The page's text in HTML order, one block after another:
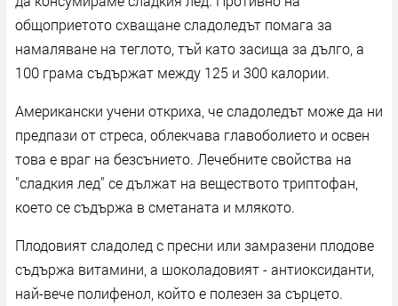
общоприетото схващане сладоледът помага за
намаляване на теглото, тъй като засища за дълго, а
100 грама съдържат между 125 и 300 калории.
Американски учени откриха, че сладоледът може да ни
предпази от стреса, облекчава главоболието и освен
това е враг на безсънието. Лечебните свойства на
"сладкия лед" се дължат на веществото триптофан,
което се съдържа в сметаната и млякото.
Плодовият сладолед с пресни или замразени плодове
съдържа витамини, а шоколадовият - антиоксиданти,
най-вече полифенол, който е полезен за сърцето.